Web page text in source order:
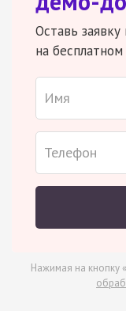
Оставь
на
Нажимая на кнопку